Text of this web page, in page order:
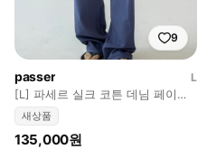
9
passer
L
[L] 파세르 실크 코튼 데님 페이드
블루
새상품
135,000원